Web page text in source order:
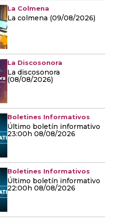
La Colmena
La colmena (09/08/2026)
La Discosonora
La discosonora
(08/08/2026)
Boletines Informativos
Último boletín informativo
23:00h 08/08/2026
Boletines Informativos
Último boletín informativo
22:00h 08/08/2026